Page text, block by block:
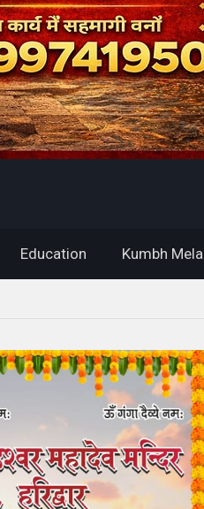
Education Kumbh Mela